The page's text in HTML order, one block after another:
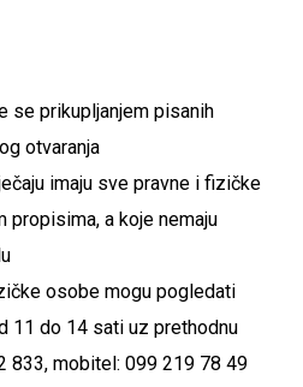
se prikupljanjem pisanih
otvaranja
imaju sve pravne i fizičke
propisima, a koje nemaju
osobe mogu pogledati
11 do 14 sati uz prethodnu
833, mobitel: 099 219 78 49